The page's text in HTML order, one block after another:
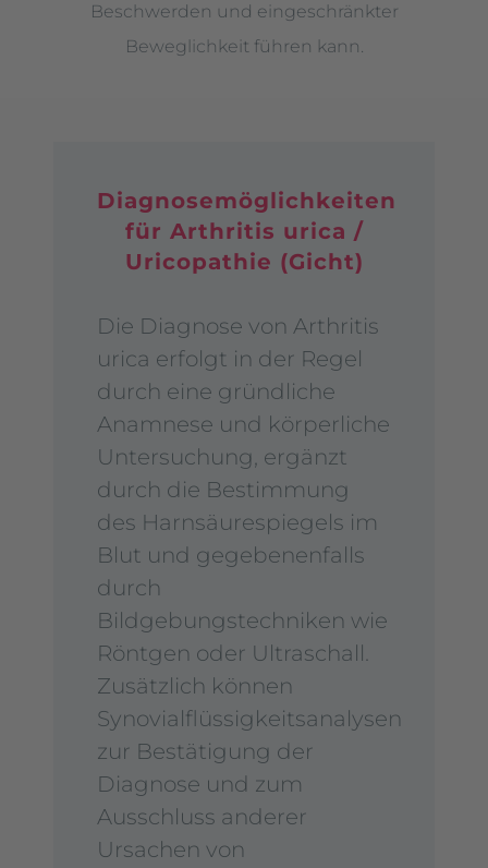
Beschwerden und eingeschränkter
Beweglichkeit führen kann.
Diagnosemöglichkeiten
für Arthritis urica /
Uricopathie (Gicht)
Die Diagnose von Arthritis
urica erfolgt in der Regel
durch eine gründliche
Anamnese und körperliche
Untersuchung, ergänzt
durch die Bestimmung
des Harnsäurespiegels im
Blut und gegebenenfalls
durch
Bildgebungstechniken wie
Röntgen oder Ultraschall.
Zusätzlich können
Synovialflüssigkeitsanalysen
zur Bestätigung der
Diagnose und zum
Ausschluss anderer
Ursachen von